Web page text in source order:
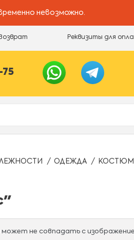
невозможно.
Возврат Реквизиты для
75
ОДЕЖДА
не совпадать с